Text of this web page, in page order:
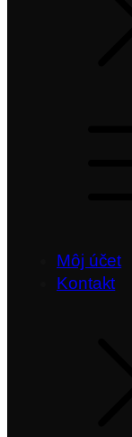
Môj účet
Kontakt